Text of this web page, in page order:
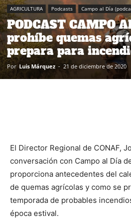
AGRICULTURA Podcasts Campo al Día
PODCAST CAMPO
prohíbe quemas
prepara para
Por Luis Márquez - 21 de diciembre de 2020
El Director Regional de CONAF,
conversación con Campo al Día
proporciona antecedentes del
de quemas agrícolas y como se
temporada de probables
época estival.